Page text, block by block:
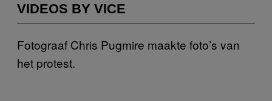
VIDEOS BY VICE
Fotograaf Chris Pugmire maakte foto’s van
het protest.